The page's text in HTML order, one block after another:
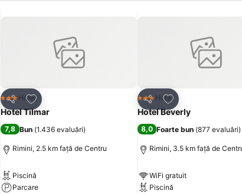
Distribuiți
Adăugaţi la favorite
3 SteleHotel
Hotel Tilmar
7,8 Bun (1.436 evaluări)
Rimini, 2.5 km faţă de Centru
Piscină
Parcare
Distribuiți
Adăugaţi la
3 SteleHotel
Hotel Beverly
8,0 Foarte bun (877 evaluări)
Rimini, 3.5 km faţă de
WiFi gratuit
Piscină